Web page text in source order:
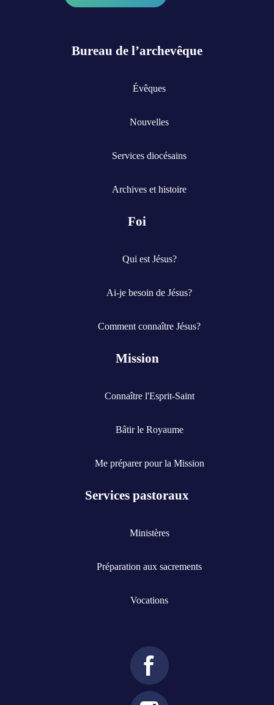
Bureau de l’archevêque
Évêques
Nouvelles
Services diocésains
Archives et histoire
Foi
Qui est Jésus?
Ai-je besoin de Jésus?
Comment connaître Jésus?
Mission
Connaître l'Esprit-Saint
Bâtir le Royaume
Me préparer pour la Mission
Services pastoraux
Ministères
Préparation aux sacrements
Vocations